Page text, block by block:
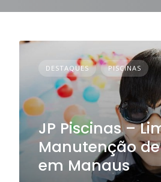
DESTAQUES PISCINAS
JP Piscinas –
Manutenção
em Manaus